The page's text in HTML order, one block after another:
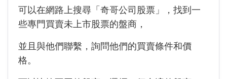
可以在網路上搜尋「奇哥公司股票」，找到一
些專門買賣未上市股票的盤商，
並且與他們聯繫，詢問他們的買賣條件和價
格。